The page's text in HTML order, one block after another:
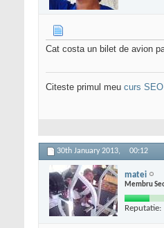
Cat costa un bilet de avion
Citeste primul meu curs
30th January 2013, 00:12
matei
Membru
Reputatie: